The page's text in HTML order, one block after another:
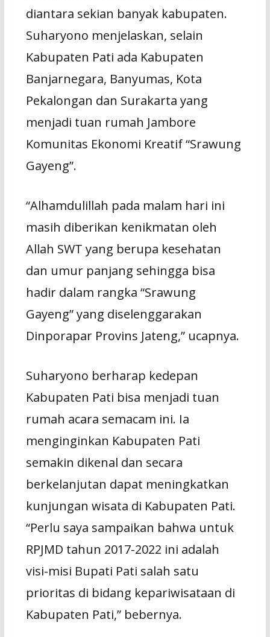
diantara sekian banyak kabupaten.
Suharyono menjelaskan, selain
Kabupaten Pati ada Kabupaten
Banjarnegara, Banyumas, Kota
Pekalongan dan Surakarta yang
menjadi tuan rumah Jambore
Komunitas Ekonomi Kreatif “Srawung
Gayeng”.
“Alhamdulillah pada malam hari ini
masih diberikan kenikmatan oleh
Allah SWT yang berupa kesehatan
dan umur panjang sehingga bisa
hadir dalam rangka “Srawung
Gayeng” yang diselenggarakan
Dinporapar Provins Jateng,” ucapnya.
Suharyono berharap kedepan
Kabupaten Pati bisa menjadi tuan
rumah acara semacam ini. Ia
menginginkan Kabupaten Pati
semakin dikenal dan secara
berkelanjutan dapat meningkatkan
kunjungan wisata di Kabupaten Pati.
“Perlu saya sampaikan bahwa untuk
RPJMD tahun 2017-2022 ini adalah
visi-misi Bupati Pati salah satu
prioritas di bidang kepariwisataan di
Kabupaten Pati,” bebernya.